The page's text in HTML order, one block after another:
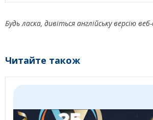
Будь ласка, дивіться англійську версію
Читайте також